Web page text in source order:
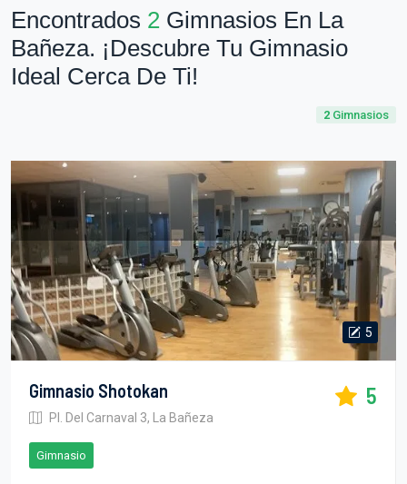
Encontrados 2 Gimnasios En La
Bañeza. ¡Descubre Tu Gimnasio
Ideal Cerca De Ti!
2 Gimnasios
5
Gimnasio Shotokan
Pl. Del Carnaval 3, La Bañeza
5
Gimnasio